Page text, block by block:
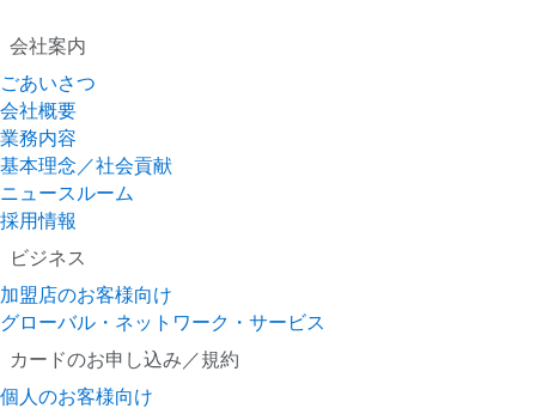
会社案内
ごあいさつ
会社概要
業務内容
基本理念／社会貢献
ニュースルーム
採用情報
ビジネス
加盟店のお客様向け
グローバル・ネットワーク・サービス
カードのお申し込み／規約
個人のお客様向け